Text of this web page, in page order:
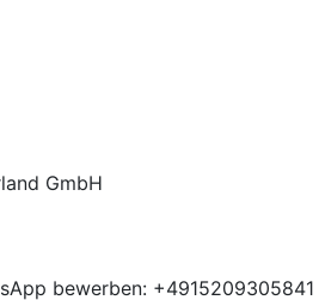
GmbH
bewerben: +4915209305841